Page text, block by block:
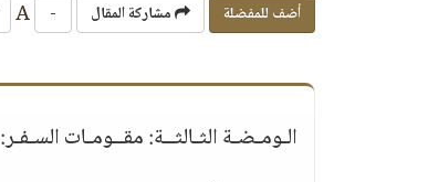
أضف للمفضلة مشاركة المقال -
الـومـضـة الثـالثــة: مقــومـات السـفـر: